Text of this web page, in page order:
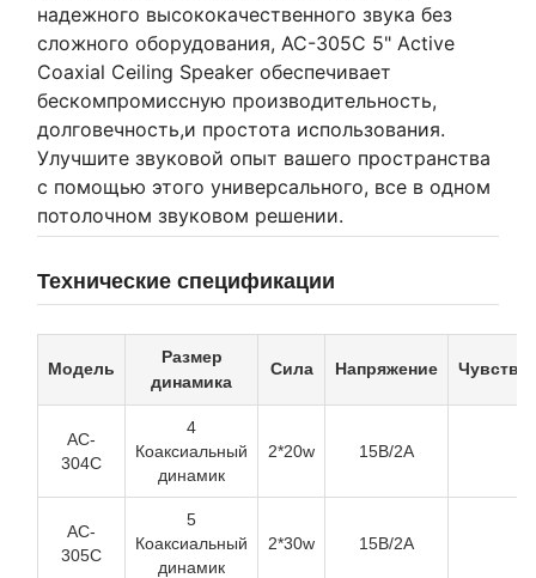
надежного высококачественного звука без
сложного оборудования, AC-305C 5" Active
Coaxial Ceiling Speaker обеспечивает
бескомпромиссную производительность,
долговечность,и простота использования.
Улучшите звуковой опыт вашего пространства
с помощью этого универсального, все в одном
потолочном звуковом решении.
Технические спецификации
Модель
Размер
динамика
Сила Напряжение
AC-
304C
4
Коаксиальный
динамик
2*20w 15В/2А
AC-
305C
5
Коаксиальный
динамик
2*30w 15В/2А